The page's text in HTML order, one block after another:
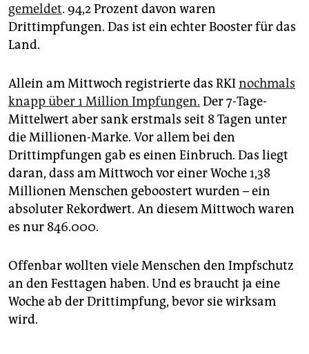
gemeldet. 94,2 Prozent davon waren
Drittimpfungen. Das ist ein echter Booster für das
Land.
Allein am Mittwoch registrierte das RKInochmals
knapp über 1 Million Impfungen. Der 7-Tage-
Mittelwert aber sank erstmals seit 8 Tagen unter
die Millionen-Marke. Vor allem bei den
Drittimpfungen gab es einen Einbruch. Das liegt
daran, dass am Mittwoch vor einer Woche 1,38
Millionen Menschen geboostert wurden – ein
absoluter Rekordwert. An diesem Mittwoch waren
es nur 846.000.
Offenbar wollten viele Menschen den Impfschutz
an den Festtagen haben. Und es braucht ja eine
Woche ab der Drittimpfung, bevor sie wirksam
wird.